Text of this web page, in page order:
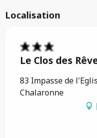
Localisation
Le Clos des
83 Impasse de
Chalaronne